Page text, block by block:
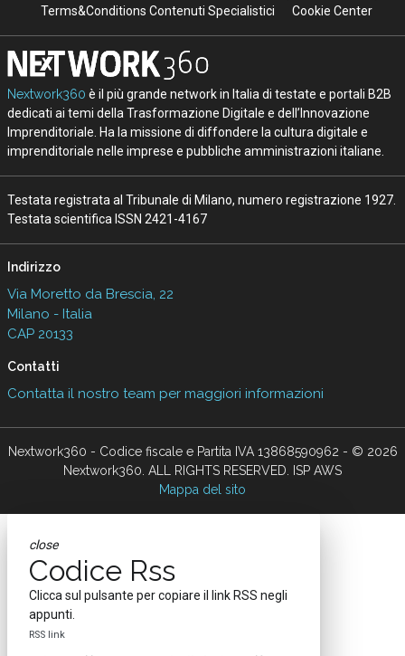
Terms&Conditions Contenuti Specialistici
Cookie Center
Nextwork360 è il più grande network in Italia di testate e portali B2B
dedicati ai temi della Trasformazione Digitale e dell’Innovazione
Imprenditoriale. Ha la missione di diffondere la cultura digitale e
imprenditoriale nelle imprese e pubbliche amministrazioni italiane.
Testata registrata al Tribunale di Milano, numero registrazione 1927.
Testata scientifica ISSN 2421-4167
Indirizzo
Via Moretto da Brescia, 22
Milano - Italia
CAP 20133
Contatti
Contatta il nostro team per maggiori informazioni
Nextwork360 - Codice fiscale e Partita IVA 13868590962 - © 2026
Nextwork360. ALL RIGHTS RESERVED. ISP AWS
Mappa del sito
close
Codice Rss
Clicca sul pulsante per copiare il link RSS negli
appunti.
RSS link